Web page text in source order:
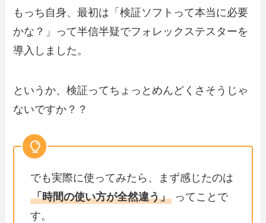
もっち自身、最初は「検証ソフトって本当に必要
かな？」って半信半疑でフォレックステスターを
導入しました。
というか、検証ってちょっとめんどくさそうじゃ
ないですか？？
でも実際に使ってみたら、まず感じたのは
「時間の使い方が全然違う」 ってことで
す。